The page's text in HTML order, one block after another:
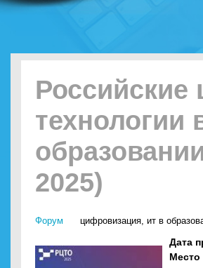
технологии
2025)
Форум цифровизация, ит в
Дата
Место